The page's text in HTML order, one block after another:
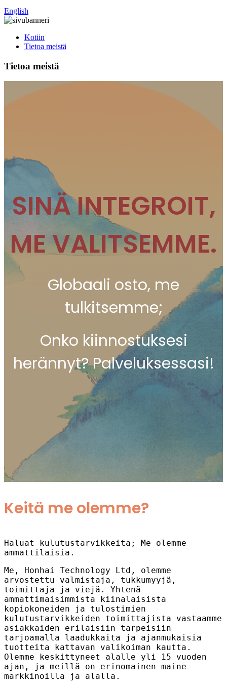
English
Kotiin
Tietoa meistä
Tietoa meistä
SINÄ INTEGROIT,
ME VALITSEMME.
Globaali osto, me
tulkitsemme;
Onko kiinnostuksesi
herännyt? Palveluksessasi!
Keitä me olemme?
Haluat kulutustarvikkeita; Me olemme
ammattilaisia.
Me, Honhai Technology Ltd, olemme
arvostettu valmistaja, tukkumyyjä,
toimittaja ja viejä. Yhtenä
ammattimaisimmista kiinalaisista
kopiokoneiden ja tulostimien
kulutustarvikkeiden toimittajista vastaamme
asiakkaiden erilaisiin tarpeisiin
tarjoamalla laadukkaita ja ajanmukaisia ​​
tuotteita kattavan valikoiman kautta.
Olemme keskittyneet alalle yli 15 vuoden
ajan, ja meillä on erinomainen maine
markkinoilla ja alalla.